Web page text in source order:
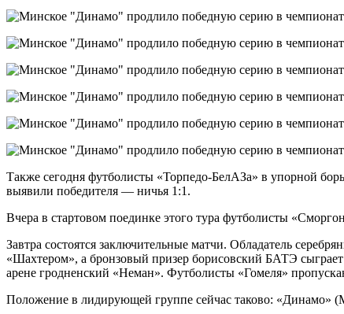
Также сегодня футболисты «Торпедо-БелАЗа» в упорной
выявили победителя — ничья 1:1.
Вчера в стартовом поединке этого тура футболисты
Завтра состоятся заключительные матчи. Обладатель
«Шахтером», а бронзовый призер борисовский БАТЭ
арене гродненский «Неман». Футболисты «Гомеля»
Положение в лидирующей группе сейчас таково: